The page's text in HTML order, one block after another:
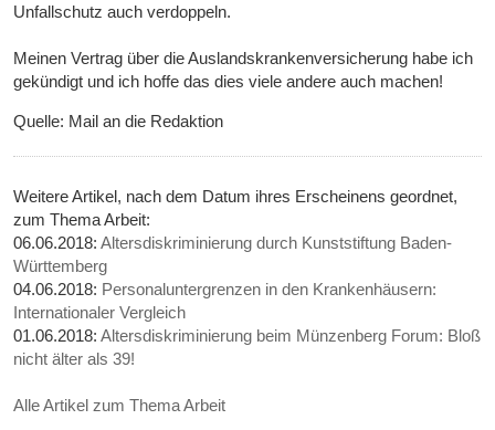
Unfallschutz auch verdoppeln.
Meinen Vertrag über die Auslandskrankenversicherung habe ich
gekündigt und ich hoffe das dies viele andere auch machen!
Quelle: Mail an die Redaktion
Weitere Artikel, nach dem Datum ihres Erscheinens geordnet,
zum Thema Arbeit:
06.06.2018:Altersdiskriminierung durch Kunststiftung Baden-
Württemberg
04.06.2018: Personaluntergrenzen in den Krankenhäusern:
Internationaler Vergleich
01.06.2018:Altersdiskriminierung beim Münzenberg Forum: Bloß
nicht älter als 39!
Alle Artikel zum Thema Arbeit